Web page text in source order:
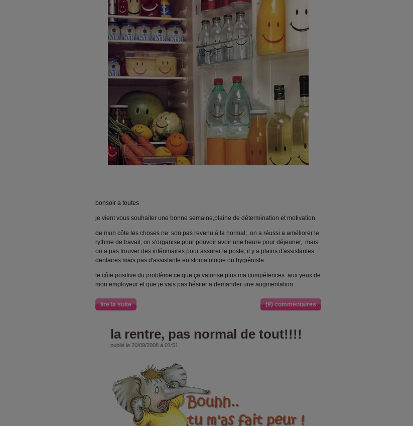
bonsoir a toutes
je vient vous souhaiter une bonne semaine,plaine de détermination et motivation.
de mon côte les choses ne son pas revenu à la normal; on a réussi a améliorer le
rythme de travail, on s'organise pour pouvoir avoir une heure pour déjeuner, mais
on a pas trouver des intérimaires pour assurer le poste, il y a plains d'assistantes
dentaires mais pas d'assistante en stomatologie ou hygiéniste.
le côte positive du problème ce que ça valorise plus ma compétences aux yeux de
mon employeur et que je vais pas hésiter a demander une augmentation .
lire la suite (9) commentaires
la rentre, pas normal de tout!!!!
publié le 20/09/2008 à 01:51